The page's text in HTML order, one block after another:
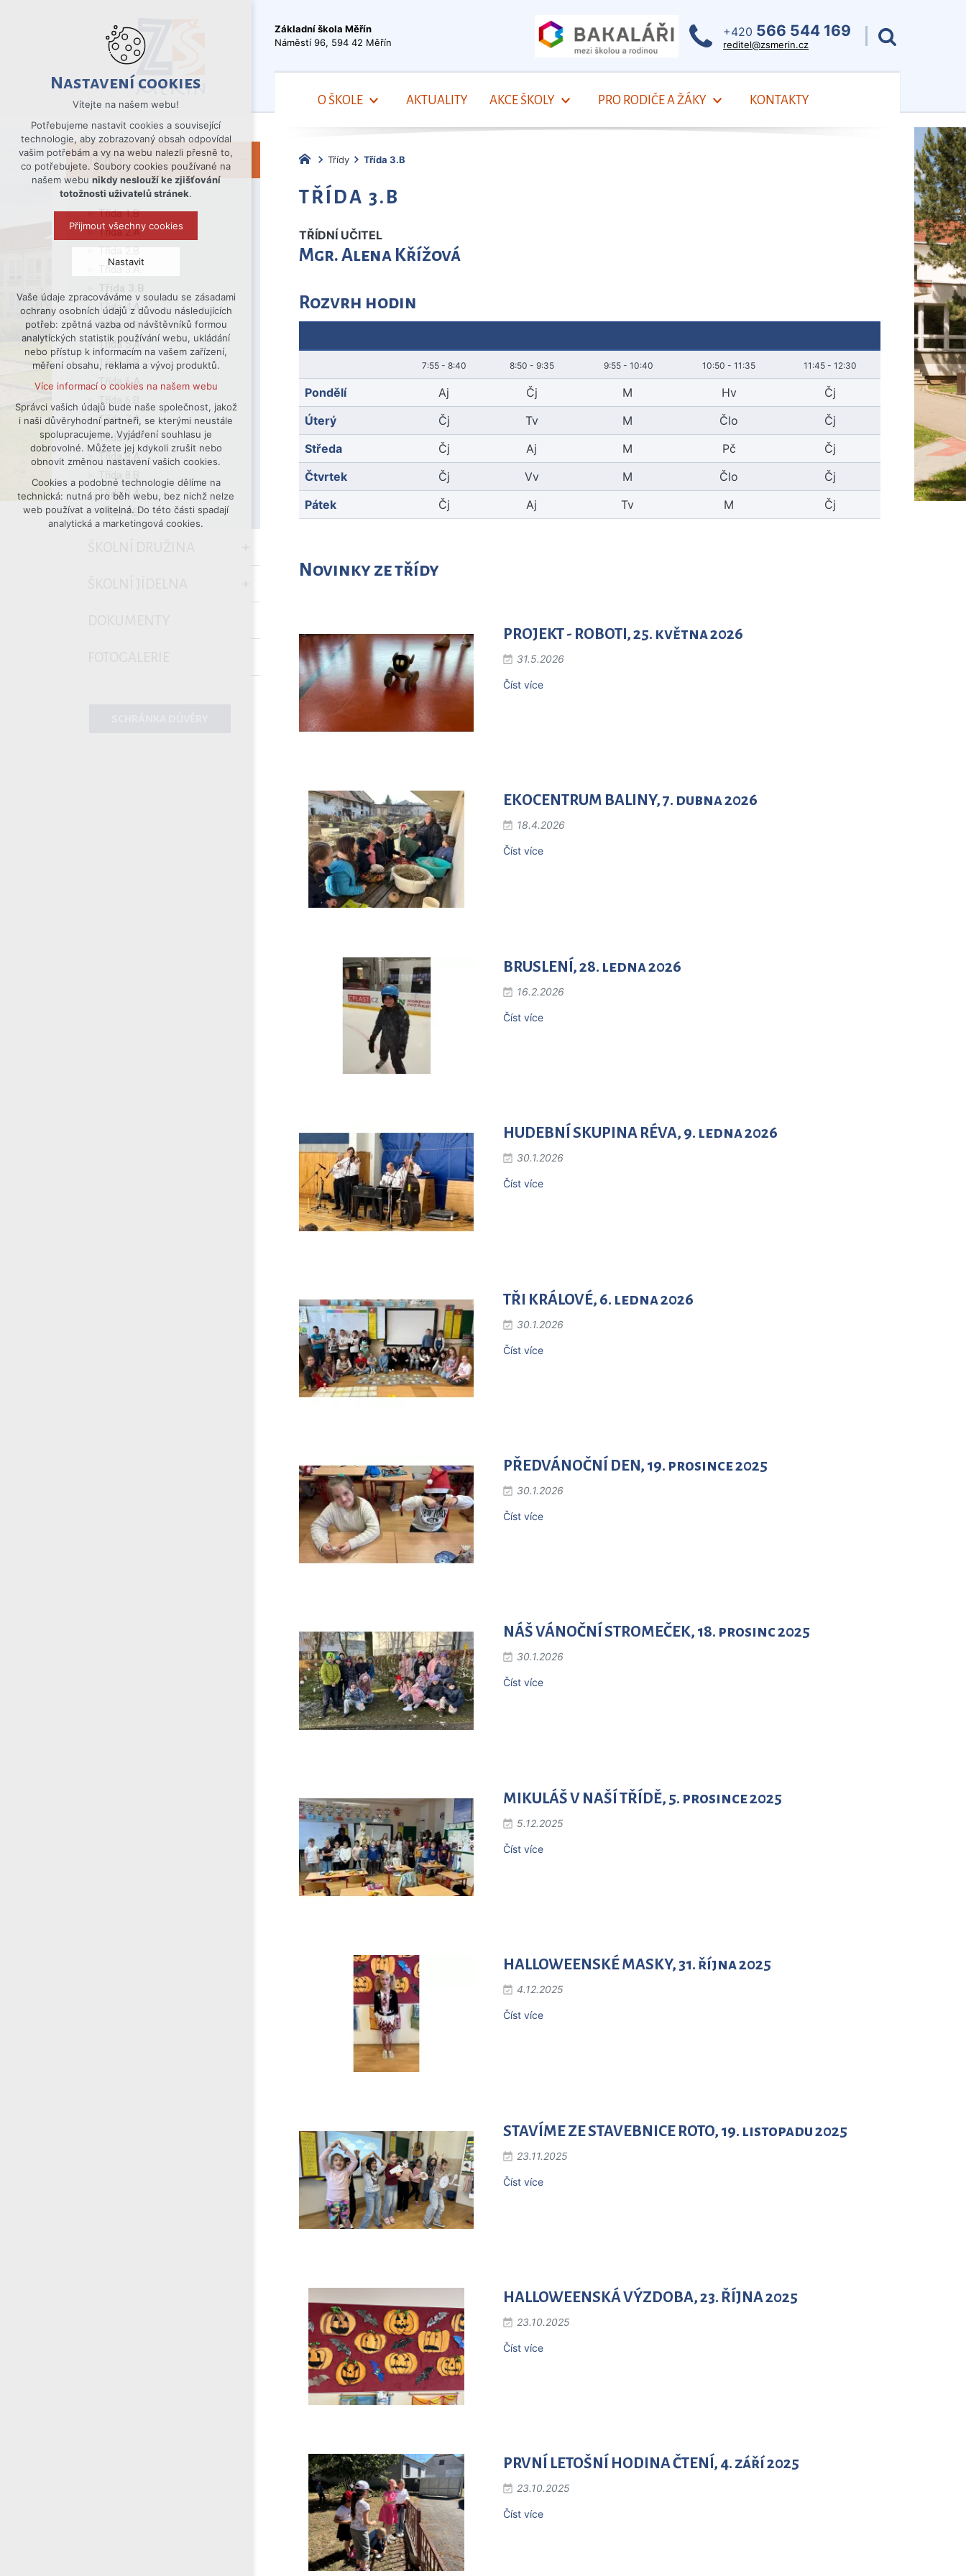
Základní škola Měřín
Náměstí 96, 594 42 Měřín
+420 566 544 169
reditel@zsmerin.cz
O ŠKOLE AKTUALITY AKCE ŠKOLY PRO RODIČE A ŽÁKY KONTAKTY
TŘÍDY
Třída 1.A
Třída 1.B
Třída 2.A
Třída 2.B
Třída 3.A
Třída 4.A
Třída 4.B
Třída 5.A
Třída 5.B
Třída 6.A
Třída 6.B
Třída 7.A
Třída 7.B
Třída 8.A
Třída 9.A
Třída 9.B
Třídy Třída 3.B
TŘÍDA 3.B
TŘÍDNÍ UČITEL
Mgr. Alena Křížová
Rozvrh hodin
7:55 - 8:40 8:50 - 9:35 9:55 - 10:40 10:50 - 11:35 11:45 - 12:30
Pondělí Aj Čj M Hv
Čj
Úterý
Čj Tv M Člo
Čj
Středa
Čj Aj M Pč
Čj
Čtvrtek
Čj Vv M Člo
Čj
Pátek
Čj Aj Tv M Čj
Novinky ze třídy
PROJEKT - ROBOTI, 25. května 2026
31.5.2026
Číst více
EKOCENTRUM BALINY, 7. dubna 2026
18.4.2026
Číst více
BRUSLENÍ, 28. ledna 2026
16.2.2026
Číst více
HUDEBNÍ SKUPINA RÉVA, 9. ledna 2026
30.1.2026
Číst více
TŘI KRÁLOVÉ, 6. ledna 2026
30.1.2026
Číst více
PŘEDVÁNOČNÍ DEN, 19. prosince 2025
30.1.2026
Číst více
NÁŠ VÁNOČNÍ STROMEČEK, 18. prosinc 2025
30.1.2026
Číst více
MIKULÁŠ V NAŠÍ TŘÍDĚ, 5. prosince 2025
5.12.2025
Číst více
HALLOWEENSKÉ MASKY, 31. října 2025
4.12.2025
Číst více
STAVÍME ZE STAVEBNICE ROTO, 19. listopadu 2025
23.11.2025
Číst více
HALLOWEENSKÁ VÝZDOBA, 23. ŘÍJNA 2025
23.10.2025
Číst více
PRVNÍ LETOŠNÍ HODINA ČTENÍ, 4. září 2025
23.10.2025
Číst více
Nastavení cookies
Vítejte na našem webu!
Potřebujeme nastavit cookies a související
technologie, aby zobrazovaný obsah odpovídal
vašim potřebám a vy na webu nalezli přesně to,
co potřebujete. Soubory cookies používané na
našem webu nikdy neslouží ke zjišťování
totožnosti uživatelů stránek.
Přijmout všechny cookies
Nastavit
Technická cookies
nutná pro provozování webu
udržení kontextu stránek (session):
případná přihlášení, volby jazyka, apod.
Volitelná cookies
analytická pro anonymizované
vyhodnocení návštěvnosti
marketingová cookies (Google)
Více informací o cookies na našem webu
Přijmout všechny cookies
Odmítnout vše
Vaše údaje zpracováváme v souladu se zásadami
ochrany osobních údajů z důvodu následujících
potřeb: zpětná vazba od návštěvníků formou
analytických statistik používání webu, ukládání
nebo přístup k informacím na vašem zařízení,
měření obsahu, reklama a vývoj produktů.
Více informací o cookies na našem webu
Správci vašich údajů bude naše společnost, jakož
i naši důvěryhodní partneři, se kterými neustále
spolupracujeme. Vyjádření souhlasu je
dobrovolné. Můžete jej kdykoli zrušit nebo
obnovit změnou nastavení vašich cookies.
Cookies a podobné technologie dělíme na
technická: nutná pro běh webu, bez nichž nelze
web používat a volitelná. Do této části spadají
analytická a marketingová cookies.